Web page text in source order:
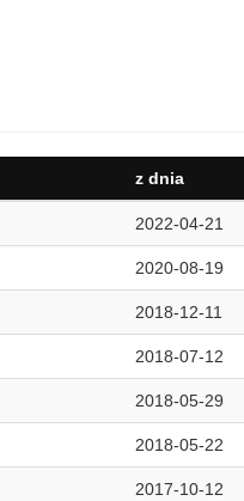
z dnia
2022-04-21
2020-08-19
2018-12-11
2018-07-12
2018-05-29
2018-05-22
2017-10-12